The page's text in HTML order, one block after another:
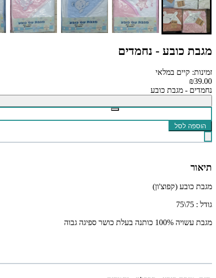
מגבת כובע - נחמדים
זמינות: קיים במלאי
₪39.00
נחמדים - מגבת כובע
הוספה לסל
תיאור
מגבת כובע (קפוצ'ון)
גודל : 75\75
מגבת עשויה 100% כותנה בעלת כושר ספיגה גבוה